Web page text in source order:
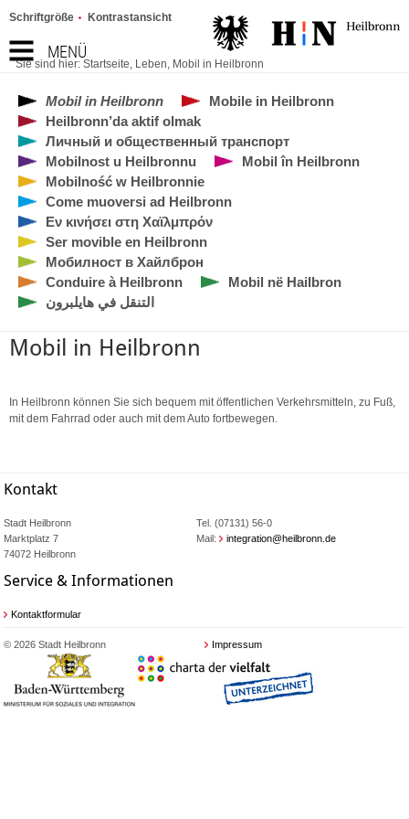
MENÜ
Schriftgröße Kontrastansicht
Sie sind hier: Startseite, Leben, Mobil in Heilbronn
Mobil in Heilbronn
Mobile in Heilbronn
Heilbronn’da aktif olmak
Личный и общественный транспорт
Mobilnost u Heilbronnu
Mobil în Heilbronn
Mobilność w Heilbronnie
Come muoversi ad Heilbronn
Εν κινήσει στη Χαϊλμπρόν
Ser movible en Heilbronn
Мобилност в Хайлброн
Conduire à Heilbronn
Mobil në Hailbron
التنقل في هايلبرون
Mobil in Heilbronn
In Heilbronn können Sie sich bequem mit öffentlichen Verkehrsmitteln, zu Fuß,
mit dem Fahrrad oder auch mit dem Auto fortbewegen.
Kontakt
Stadt Heilbronn
Marktplatz 7
74072 Heilbronn
Tel. (07131) 56-0
Mail:
integration@heilbronn.de
Service & Informationen
Kontaktformular
© 2026 Stadt Heilbronn Impressum